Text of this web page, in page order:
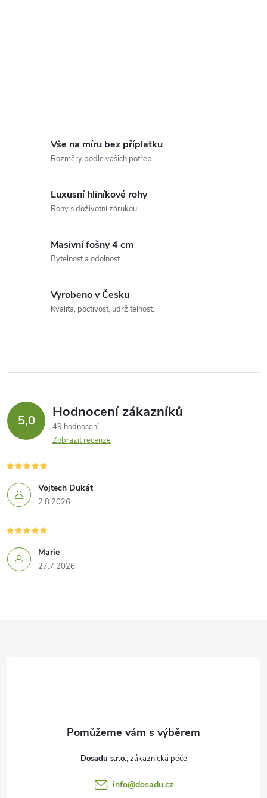
Vše na míru bez příplatku
Rozměry podle vašich potřeb.
Luxusní hliníkové rohy
Rohy s doživotní zárukou.
Masivní fošny 4 cm
Bytelnost a odolnost.
Vyrobeno v Česku
Kvalita, poctivost, udržitelnost.
5,0 Hodnocení zákazníků
49 hodnocení
Zobrazit recenze
Vojtech Dukát
2.8.2026
Marie
27.7.2026
Dosadu s.r.o.
info@dosadu.cz